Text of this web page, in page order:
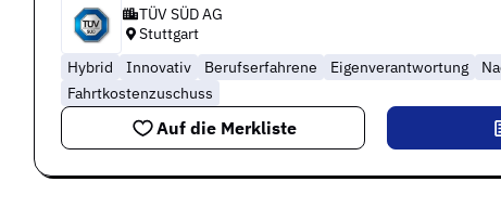
TÜV SÜD AG
Stuttgart
Hybrid
Innovativ Berufserfahrene Eigenverantwortung
Fahrtkostenzuschuss
Auf die Merkliste